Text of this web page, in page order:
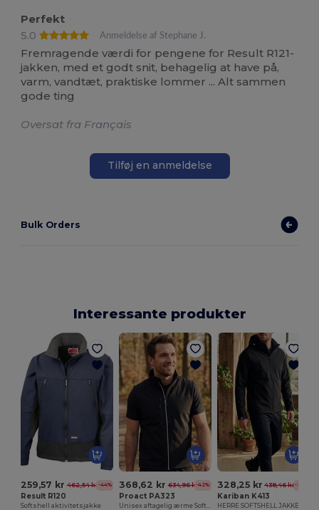
Perfekt
5.0
Anmeldelse af Stephane J.
Fremragende værdi for pengene for Result R121-
jakken, med et godt snit, behagelig at have på,
varm, vandtæt, praktiske lommer ... Alt sammen
gode ting
Oversat fra Français
Tilføj en anmeldelse
Bulk Orders
Interessante produkter
259,57 kr 462,54 kr -44%
Result R120
Softshell aktivitetsjakke
368,62 kr 634,96 kr-42%
Proact PA323
328,25 kr 438,46 kr-25%
Kariban K413